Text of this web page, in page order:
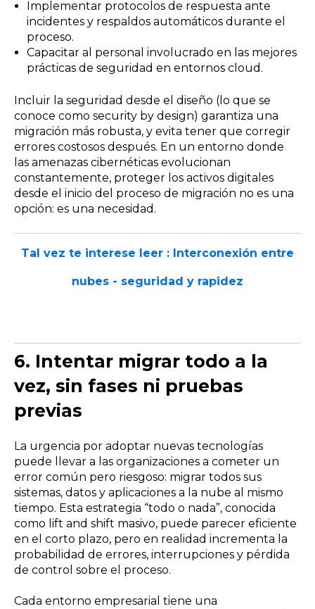
Implementar protocolos de respuesta ante
incidentes y respaldos automáticos durante el
proceso.
Capacitar al personal involucrado en las mejores
prácticas de seguridad en entornos cloud.
Incluir la seguridad desde el diseño (lo que se
conoce como security by design) garantiza una
migración más robusta, y evita tener que corregir
errores costosos después. En un entorno donde
las amenazas cibernéticas evolucionan
constantemente, proteger los activos digitales
desde el inicio del proceso de migración no es una
opción: es una necesidad.
Tal vez te interese leer : Interconexión entre
nubes - seguridad y rapidez
6. Intentar migrar todo a la
vez, sin fases ni pruebas
previas
La urgencia por adoptar nuevas tecnologías
puede llevar a las organizaciones a cometer un
error común pero riesgoso: migrar todos sus
sistemas, datos y aplicaciones a la nube al mismo
tiempo. Esta estrategia “todo o nada”, conocida
como lift and shift masivo, puede parecer eficiente
en el corto plazo, pero en realidad incrementa la
probabilidad de errores, interrupciones y pérdida
de control sobre el proceso.
Cada entorno empresarial tiene una